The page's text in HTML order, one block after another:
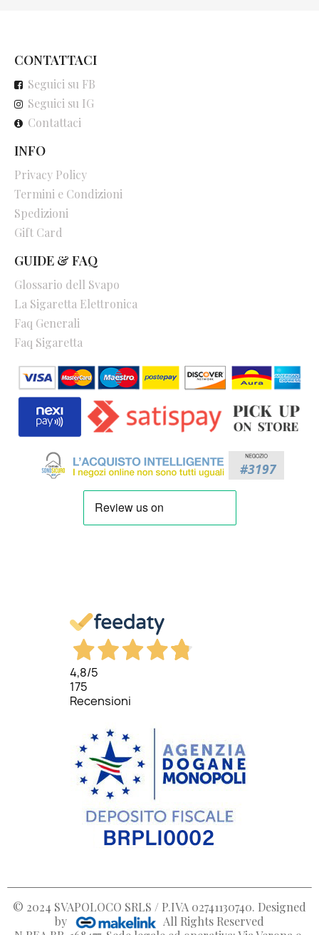
CONTATTACI
Seguici su FB
Seguici su IG
Contattaci
INFO
Privacy Policy
Termini e Condizioni
Spedizioni
Gift Card
GUIDE & FAQ
Glossario dell Svapo
La Sigaretta Elettronica
Faq Generali
Faq Sigaretta
4,8/5
175
Recensioni
© 2024 SVAPOLOCO SRLS / P.IVA 02741130740. Designed
by
All Rights Reserved